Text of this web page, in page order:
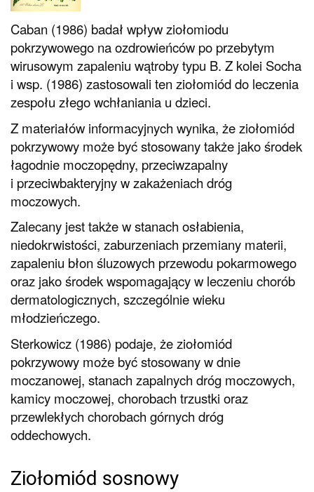
Caban (1986) badał wpływ ziołomiodu
pokrzywowego na ozdrowieńców po przebytym
wirusowym zapaleniu wątroby typu B. Z kolei Socha
i wsp. (1986) zastosowali ten ziołomiód do leczenia
zespołu złego wchłaniania u dzieci.
Z materiałów informacyjnych wynika, że ziołomiód
pokrzywowy może być stosowany także jako środek
łagodnie moczopędny, przeciwzapalny
i przeciwbakteryjny w zakażeniach dróg
moczowych.
Zalecany jest także w stanach osłabienia,
niedokrwistości, zaburzeniach przemiany materii,
zapaleniu błon śluzowych przewodu pokarmowego
oraz jako środek wspomagający w leczeniu chorób
dermatologicznych, szczególnie wieku
młodzieńczego.
Sterkowicz (1986) podaje, że ziołomiód
pokrzywowy może być stosowany w dnie
moczanowej, stanach zapalnych dróg moczowych,
kamicy moczowej, chorobach trzustki oraz
przewlekłych chorobach górnych dróg
oddechowych.
Ziołomiód sosnowy